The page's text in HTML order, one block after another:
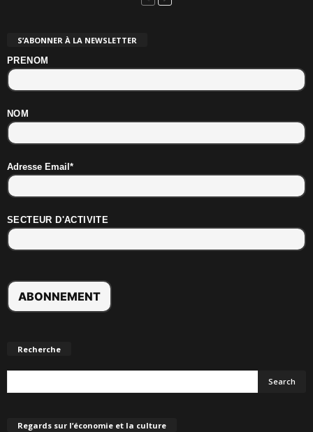
S’ABONNER À LA NEWSLETTER
PRENOM
NOM
Adresse Email*
SECTEUR D'ACTIVITE
Recherche
Regards sur l’économie et la culture